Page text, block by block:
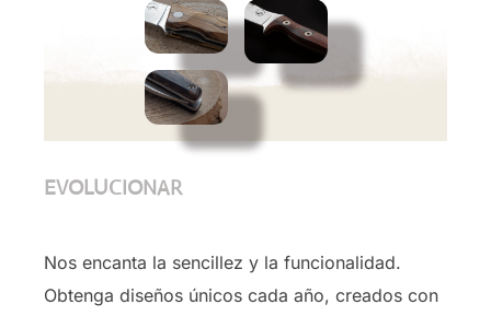
EVOLUCIONAR
Nos encanta la sencillez y la funcionalidad.
Obtenga diseños únicos cada año, creados con